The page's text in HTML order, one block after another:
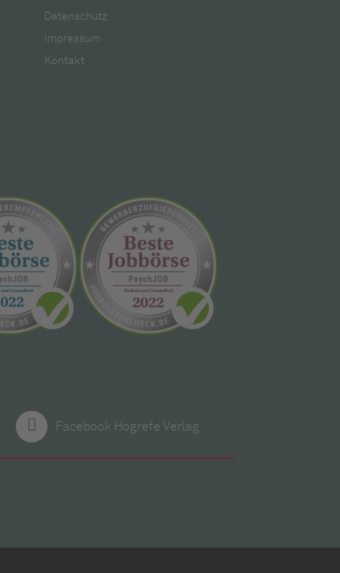
Datenschutz
Impressum
Kontakt
Facebook Hogrefe Verlag